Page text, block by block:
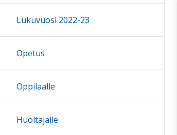
Lukuvuosi 2022-23
Opetus
Oppilaalle
Huoltajalle